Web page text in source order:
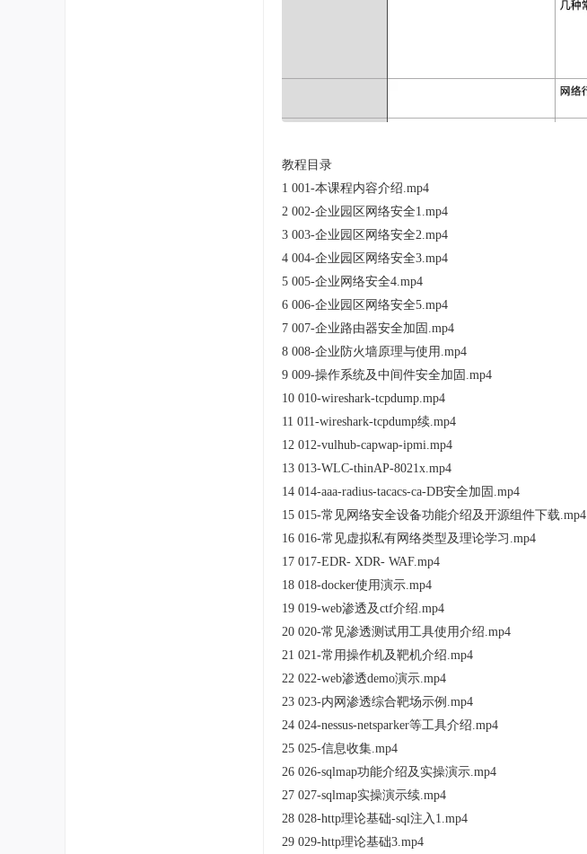
教程目录
1 001-本课程内容介绍.mp4
2 002-企业园区网络安全1.mp4
3 003-企业园区网络安全2.mp4
4 004-企业园区网络安全3.mp4
5 005-企业网络安全4.mp4
6 006-企业园区网络安全5.mp4
7 007-企业路由器安全加固.mp4
8 008-企业防火墙原理与使用.mp4
9 009-操作系统及中间件安全加固.mp4
10 010-wireshark-tcpdump.mp4
11 011-wireshark-tcpdump续.mp4
12 012-vulhub-capwap-ipmi.mp4
13 013-WLC-thinAP-8021x.mp4
14 014-aaa-radius-tacacs-ca-DB安全加固.mp4
15 015-常见网络安全设备功能介绍及开源组件下载.mp4
16 016-常见虚拟私有网络类型及理论学习.mp4
17 017-EDR- XDR- WAF.mp4
18 018-docker使用演示.mp4
19 019-web渗透及ctf介绍.mp4
20 020-常见渗透测试用工具使用介绍.mp4
21 021-常用操作机及靶机介绍.mp4
22 022-web渗透demo演示.mp4
23 023-内网渗透综合靶场示例.mp4
24 024-nessus-netsparker等工具介绍.mp4
25 025-信息收集.mp4
26 026-sqlmap功能介绍及实操演示.mp4
27 027-sqlmap实操演示续.mp4
28 028-http理论基础-sql注入1.mp4
29 029-http理论基础3.mp4